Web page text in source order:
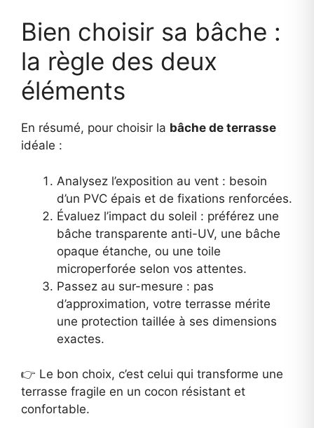
Bien choisir sa bâche :
la règle des deux
éléments
En résumé, pour choisir la bâche de terrasse
idéale :
Analysez l’exposition au vent : besoin
d’un PVC épais et de fixations renforcées.
Évaluez l’impact du soleil : préférez une
bâche transparente anti-UV, une bâche
opaque étanche, ou une toile
microperforée selon vos attentes.
Passez au sur-mesure : pas
d’approximation, votre terrasse mérite
une protection taillée à ses dimensions
exactes.
👉 Le bon choix, c’est celui qui transforme une
terrasse fragile en un cocon résistant et
confortable.